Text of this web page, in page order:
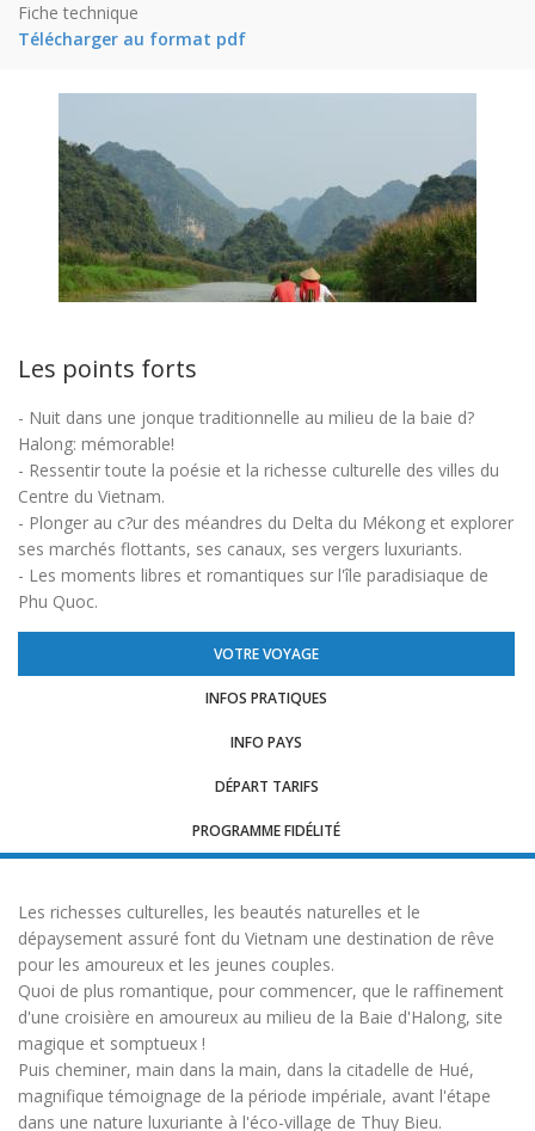
Fiche technique
Télécharger au format pdf
Les points forts
- Nuit dans une jonque traditionnelle au milieu de la baie d?
Halong: mémorable!
- Ressentir toute la poésie et la richesse culturelle des villes du
Centre du Vietnam.
- Plonger au c?ur des méandres du Delta du Mékong et explorer
ses marchés flottants, ses canaux, ses vergers luxuriants.
- Les moments libres et romantiques sur l'île paradisiaque de
Phu Quoc.
VOTRE VOYAGE
INFOS PRATIQUES
INFO PAYS
DÉPART TARIFS
PROGRAMME FIDÉLITÉ
Les richesses culturelles, les beautés naturelles et le
dépaysement assuré font du Vietnam une destination de rêve
pour les amoureux et les jeunes couples.
Quoi de plus romantique, pour commencer, que le raffinement
d'une croisière en amoureux au milieu de la Baie d'Halong, site
magique et somptueux !
Puis cheminer, main dans la main, dans la citadelle de Hué,
magnifique témoignage de la période impériale, avant l'étape
dans une nature luxuriante à l'éco-village de Thuy Bieu.